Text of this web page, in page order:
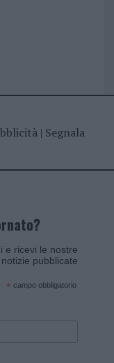
| Segnala
e ricevi le nostre
pubblicate
* campo obbligatorio